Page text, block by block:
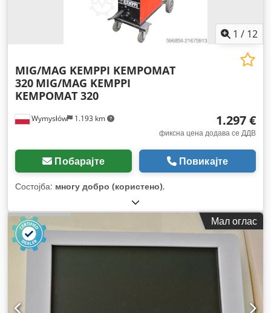
1 / 12
Wymysłów 1.193 km
MIG/MAG KEMPPI KEMPOMAT
320 MIG/MAG KEMPPI
KEMPOMAT 320
1.297 €
фиксна цена додава се ДДВ
Побарајте Повикајте
Состојба: многу добро (користено),
Мал оглас